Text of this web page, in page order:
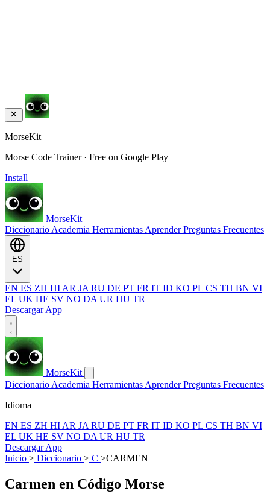
MorseKit
Morse Code Trainer · Free on Google Play
Install
MorseKit
Diccionario Academia Herramientas AprenderPreguntas Frecuentes
EN ES ZH HI AR JA RU DE PT FR IT ID KO PL CS TH BN VI
EL UK HE SV NO DA UR HU TR
Descargar App
MorseKit
Diccionario Academia Herramientas AprenderPreguntas Frecuentes
Idioma
EN ES ZH HI AR JA RU DE PT FR IT ID KO PL CS TH BN VI
EL UK HE SV NO DA UR HU TR
Descargar App
Inicio > Diccionario > C >CARMEN
Carmen en Código Morse